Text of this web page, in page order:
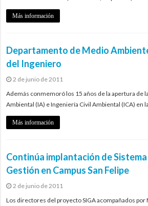
Más información
Departamento de Medio
del Ingeniero
2 de junio de 2011
Además conmemoró los 15 años de la apertura de
Ambiental (IA) e Ingeniería Civil Ambiental (ICA) en
Más información
Continúa implantación de
Gestión en Campus San Felipe
2 de junio de 2011
Los directores del proyecto SIGA acompañados por